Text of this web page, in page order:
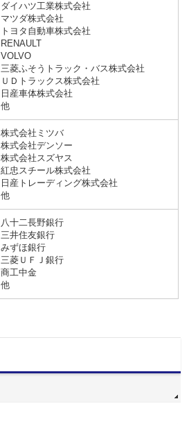
ダイハツ工業株式会社
マツダ株式会社
トヨタ自動車株式会社
RENAULT
VOLVO
三菱ふそうトラック・バス株式会社
ＵＤトラックス株式会社
日産車体株式会社
他
株式会社ミツバ
株式会社デンソー
株式会社スズヤス
紅忠スチール株式会社
日産トレーディング株式会社
他
八十二長野銀行
三井住友銀行
みずほ銀行
三菱ＵＦＪ銀行
商工中金
他